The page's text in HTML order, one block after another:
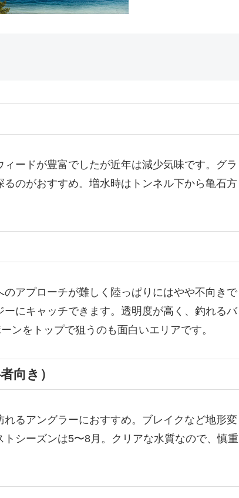
ードが豊富でしたが近年は減少気味です。グラ
のがおすすめ。増水時はトンネル下から亀石方
アプローチが難しく陸っぱりにはやや不向きで
にキャッチできます。透明度が高く、釣れるバ
ンをトップで狙うのも面白いエリアです。
向き）
るアングラーにおすすめ。ブレイクなど地形変
シーズンは5〜8月。クリアな水質なので、慎重